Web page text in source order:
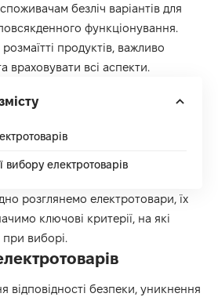
безліч варіантів для
функціонування.
продуктів, важливо
враховувати всі аспекти.
вибору електротоварів
розглянемо електротовари, їх
ключові критерії, на які
при виборі.
відповідності безпеки, уникнення